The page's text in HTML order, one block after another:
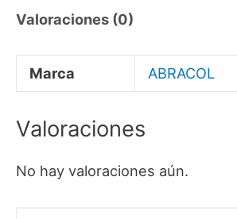
Valoraciones (0)
Marca ABRACOL
Valoraciones
No hay valoraciones aún.